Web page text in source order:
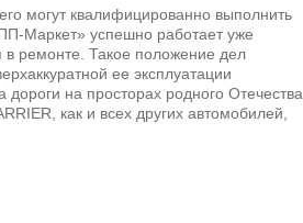
могут квалифицированно выполнить
Маркет» успешно работает уже
в ремонте. Такое положение дел
ее эксплуатации
на просторах родного Отечества,
как и всех других автомобилей,